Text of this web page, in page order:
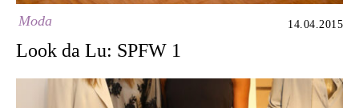
Moda 14.04.2015
Look da Lu: SPFW 1